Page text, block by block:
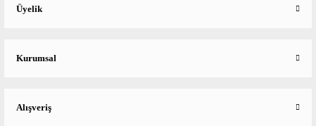
Üyelik
Kurumsal
Alışveriş